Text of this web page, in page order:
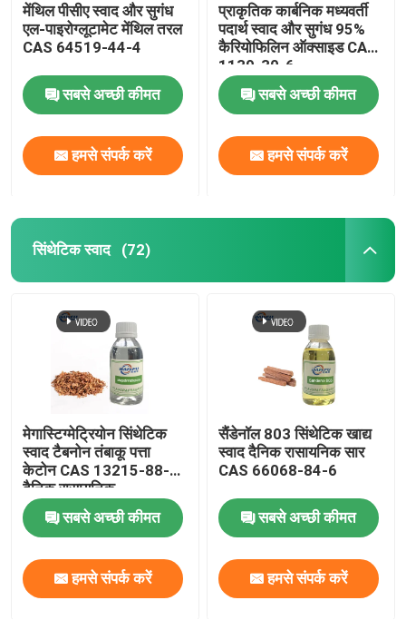
मेंथिल पीसीए स्वाद और सुगंध
एल-पाइरोग्लूटामेट मेंथिल तरल
CAS 64519-44-4
सबसे अच्छी कीमत
हमसे संपर्क करें
प्राकृतिक कार्बनिक मध्यवर्ती
पदार्थ स्वाद और सुगंध 95%
कैरियोफिलिन ऑक्साइड CAS
1139-30-6
सबसे अच्छी कीमत
हमसे संपर्क करें
सिंथेटिक स्वाद (72)
मेगास्टिग्मेट्रियोन सिंथेटिक
स्वाद टैबनोन तंबाकू पत्ता
केटोन CAS 13215-88-8
दैनिक रासायनिक
सबसे अच्छी कीमत
हमसे संपर्क करें
सैंडेनॉल 803 सिंथेटिक खाद्य
स्वाद दैनिक रासायनिक सार
CAS 66068-84-6
सबसे अच्छी कीमत
हमसे संपर्क करें